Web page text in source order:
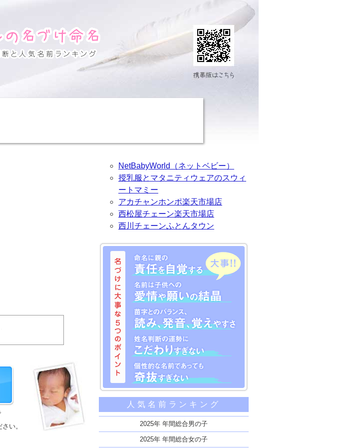
い。
NetBabyWorld（ネットベビー）
授乳服とマタニティウェアのスウィ
ートマミー
アカチャンホンポ楽天市場店
西松屋チェーン楽天市場店
西川チェーンふとんタウン
名づけに大事な5つのポイント
命名に親の責任を自覚する
名前は子供への愛情や願いの結晶
苗字とのバランス、読み、発音、覚えやすさ
姓名判断の運勢にこだわりすぎない
人気名前ランキング
2025年 年間総合男の子
2025年 年間総合女の子